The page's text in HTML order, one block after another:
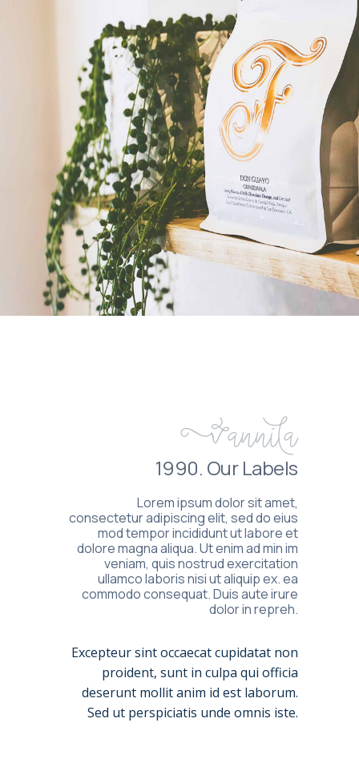
Vannila
1990. Our Labels
Lorem ipsum dolor sit amet,
consectetur adipiscing elit, sed do eius
mod tempor incididunt ut labore et
dolore magna aliqua. Ut enim ad min im
veniam, quis nostrud exercitation
ullamco laboris nisi ut aliquip ex. ea
commodo consequat. Duis aute irure
dolor in repreh.
Excepteur sint occaecat cupidatat non
proident, sunt in culpa qui officia
deserunt mollit anim id est laborum.
Sed ut perspiciatis unde omnis iste.